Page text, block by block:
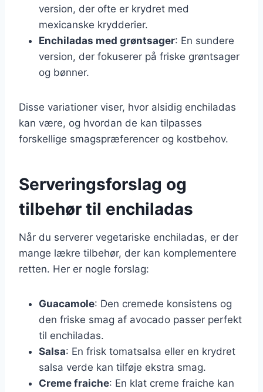
version, der ofte er krydret med
mexicanske krydderier.
Enchiladas med grøntsager: En sundere
version, der fokuserer på friske grøntsager
og bønner.
Disse variationer viser, hvor alsidig enchiladas
kan være, og hvordan de kan tilpasses
forskellige smagspræferencer og kostbehov.
Serveringsforslag og
tilbehør til enchiladas
Når du serverer vegetariske enchiladas, er der
mange lækre tilbehør, der kan komplementere
retten. Her er nogle forslag:
Guacamole: Den cremede konsistens og
den friske smag af avocado passer perfekt
til enchiladas.
Salsa: En frisk tomatsalsa eller en krydret
salsa verde kan tilføje ekstra smag.
Creme fraiche: En klat creme fraiche kan